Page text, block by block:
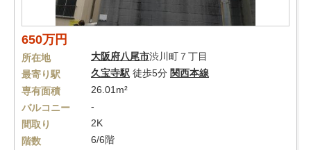
650万円
所在地 大阪府八尾市渋川町７丁目
最寄り駅
久宝寺駅 徒歩5分 関西本線
専有面積
26.01m²
バルコニー
-
間取り
2K
階数
6/6階